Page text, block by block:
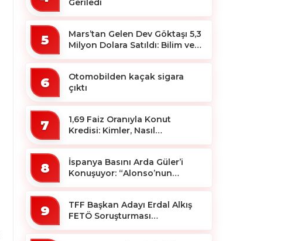
Geriledi
5
Mars’tan Gelen Dev Göktaşı 5,3
Milyon Dolara Satıldı: Bilim ve
6
Otomobilden kaçak sigara
çıktı
7
1,69 Faiz Oranıyla Konut
Kredisi: Kimler, Nasıl
8
İspanya Basını Arda Güler’i
Konuşuyor: “Alonso’nun
9
TFF Başkan Adayı Erdal Alkış
FETÖ Soruşturması